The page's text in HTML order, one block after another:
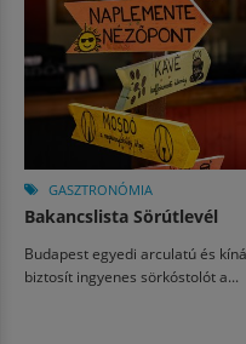
GASZTRONÓMIA
Bakancslista Sörútlevél
Budapest egyedi arculatú és
biztosít ingyenes sörkóstolót a...